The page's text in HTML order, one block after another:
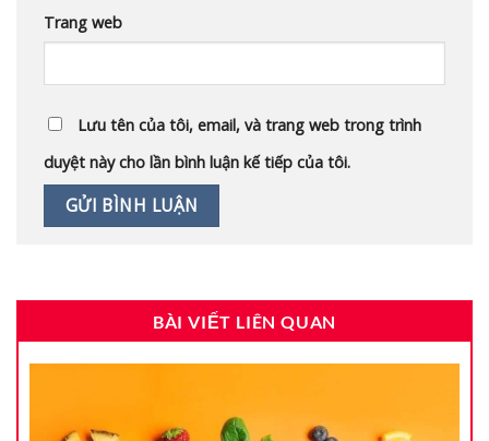
Trang web
Lưu tên của tôi, email, và trang web trong trình
duyệt này cho lần bình luận kế tiếp của tôi.
BÀI VIẾT LIÊN QUAN